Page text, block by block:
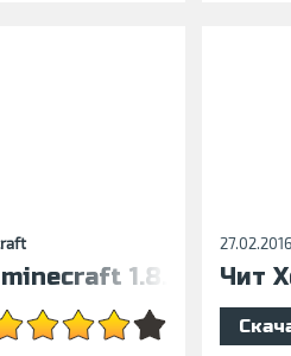
1.8.7
27.02.2016
Чит